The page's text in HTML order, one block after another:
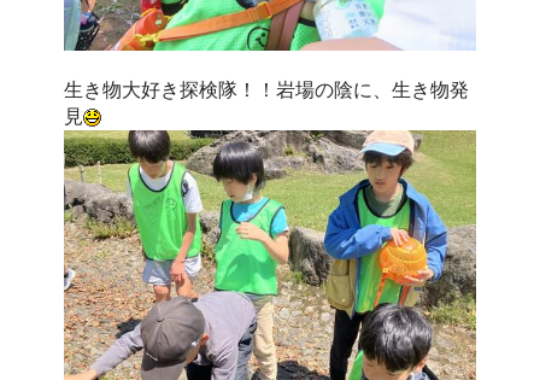
生き物大好き探検隊！！岩場の陰に、生き物発
見